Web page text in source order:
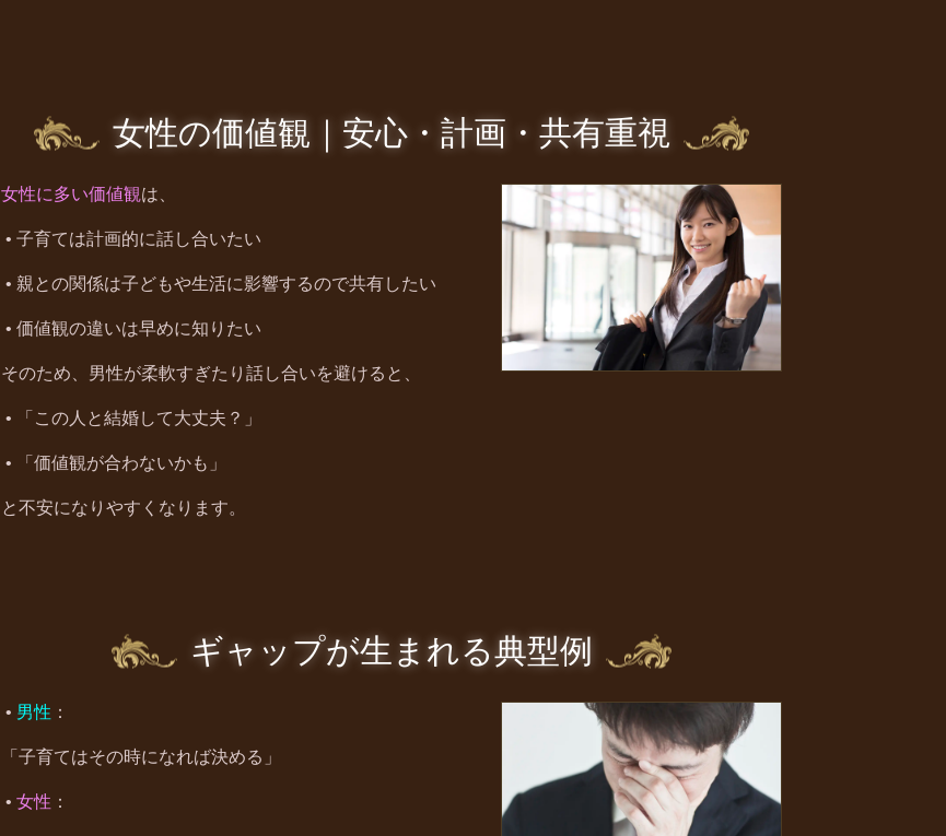
女性の価値観｜安心・計画・共有重視
女性に多い価値観は、
• 子育ては計画的に話し合いたい
• 親との関係は子どもや生活に影響するので共有したい
• 価値観の違いは早めに知りたい
そのため、男性が柔軟すぎたり話し合いを避けると、
• 「この人と結婚して大丈夫？」
• 「価値観が合わないかも」
と不安になりやすくなります。
ギャップが生まれる典型例
• 男性 ：
「子育てはその時になれば決める」
• 女性 ：